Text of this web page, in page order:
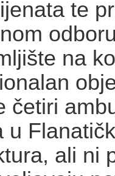
te
na
četiri
u
ali ni